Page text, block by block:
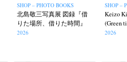
SHOP – PHOTO BOOKS
北島敬三写真展 図録『借
りた場所、借りた時間』
2026
SHOP –
Keizo
(Green
2026